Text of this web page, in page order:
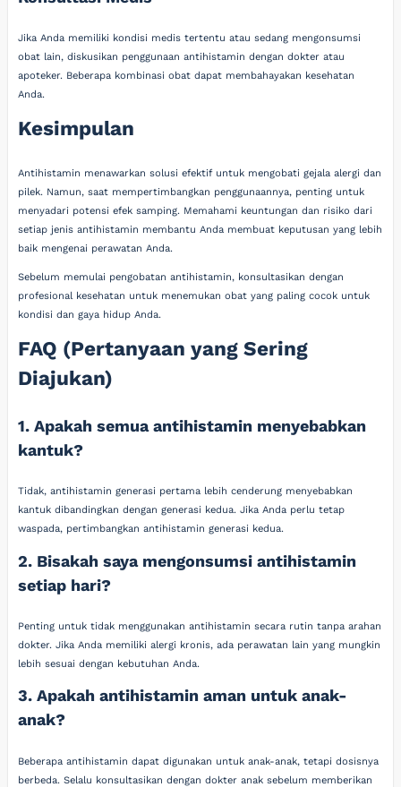
Jika Anda memiliki kondisi medis tertentu atau sedang mengonsumsi
obat lain, diskusikan penggunaan antihistamin dengan dokter atau
apoteker. Beberapa kombinasi obat dapat membahayakan kesehatan
Anda.
Kesimpulan
Antihistamin menawarkan solusi efektif untuk mengobati gejala alergi dan
pilek. Namun, saat mempertimbangkan penggunaannya, penting untuk
menyadari potensi efek samping. Memahami keuntungan dan risiko dari
setiap jenis antihistamin membantu Anda membuat keputusan yang lebih
baik mengenai perawatan Anda.
Sebelum memulai pengobatan antihistamin, konsultasikan dengan
profesional kesehatan untuk menemukan obat yang paling cocok untuk
kondisi dan gaya hidup Anda.
FAQ (Pertanyaan yang Sering
Diajukan)
1. Apakah semua antihistamin menyebabkan
kantuk?
Tidak, antihistamin generasi pertama lebih cenderung menyebabkan
kantuk dibandingkan dengan generasi kedua. Jika Anda perlu tetap
waspada, pertimbangkan antihistamin generasi kedua.
2. Bisakah saya mengonsumsi antihistamin
setiap hari?
Penting untuk tidak menggunakan antihistamin secara rutin tanpa arahan
dokter. Jika Anda memiliki alergi kronis, ada perawatan lain yang mungkin
lebih sesuai dengan kebutuhan Anda.
3. Apakah antihistamin aman untuk anak-
anak?
Beberapa antihistamin dapat digunakan untuk anak-anak, tetapi dosisnya
berbeda. Selalu konsultasikan dengan dokter anak sebelum memberikan